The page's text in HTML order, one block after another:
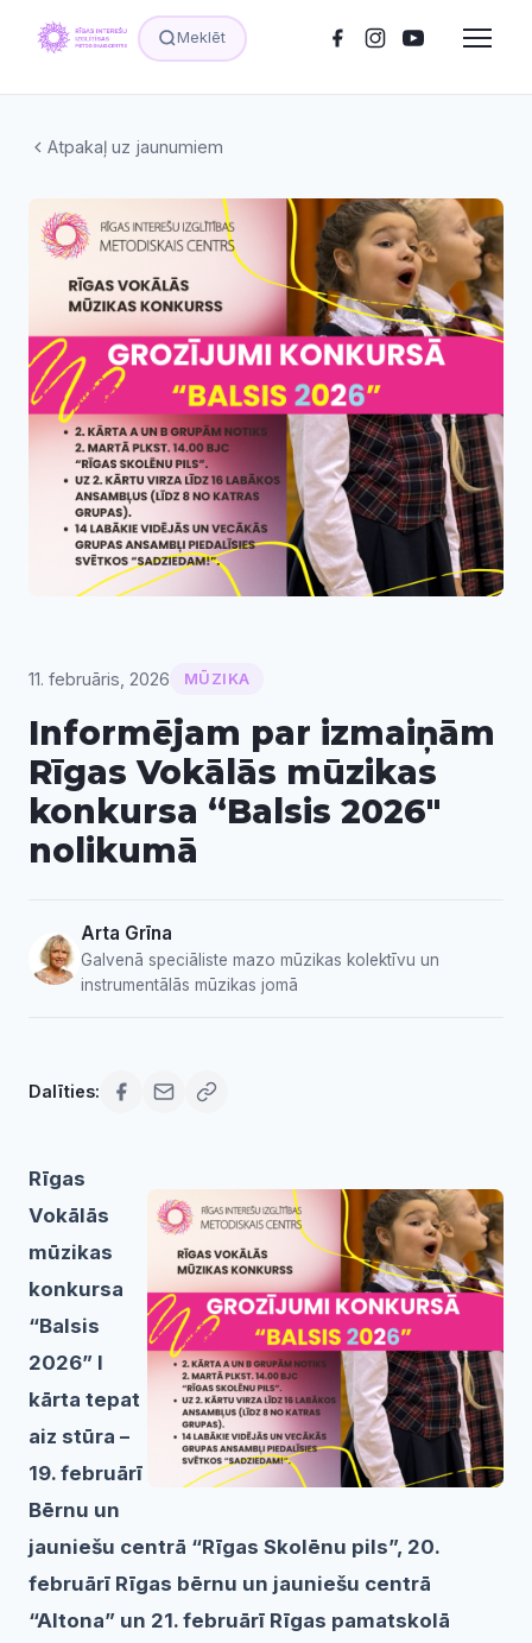
Meklēt
Atpakaļ uz jaunumiem
11. februāris, 2026 MŪZIKA
Informējam par izmaiņām
Rīgas Vokālās mūzikas
konkursa “Balsis 2026″
nolikumā
Arta Grīna
Galvenā speciāliste mazo mūzikas kolektīvu un
instrumentālās mūzikas jomā
Dalīties:
Rīgas
Vokālās
mūzikas
konkursa
“Balsis
2026” I
kārta tepat
aiz stūra –
19. februārī
Bērnu un
jauniešu centrā “Rīgas Skolēnu pils”, 20.
februārī Rīgas bērnu un jauniešu centrā
“Altona” un 21. februārī Rīgas pamatskolā